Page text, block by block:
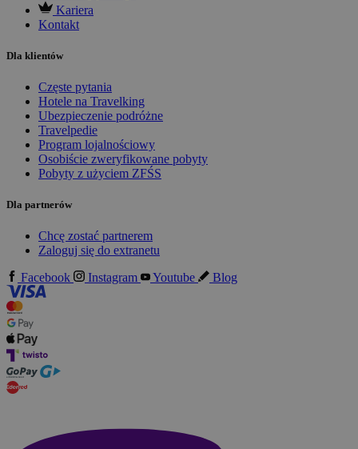
Kariera
Kontakt
Dla klientów
Częste pytania
Hotele na Travelking
Ubezpieczenie podróżne
Travelpedie
Program lojalnościowy
Osobiście zweryfikowane pobyty
Pobyty z użyciem ZFŚS
Dla partnerów
Chcę zostać partnerem
Zaloguj się do extranetu
Facebook
Instagram Youtube Blog